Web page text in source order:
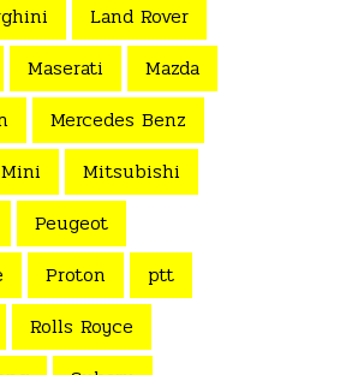
Land Rover
Maserati
Mazda
Mercedes Benz
Mini
Mitsubishi
Peugeot
Proton
ptt
Rolls Royce